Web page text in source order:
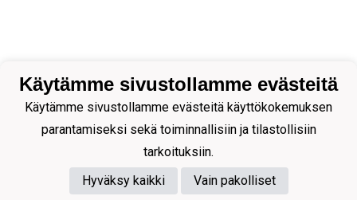
Tietosuojaseloste
Käytämme sivustollamme evästeitä
Käytämme sivustollamme evästeitä käyttökokemuksen
parantamiseksi sekä toiminnallisiin ja tilastollisiin
tarkoituksiin.
Hyväksy kaikki
Vain pakolliset